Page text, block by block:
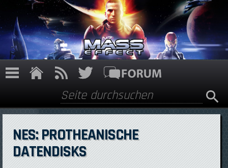
Direkt zum Inhalt
Suchformular
Suche
NES: PROTHEANISCHE
DATENDISKS